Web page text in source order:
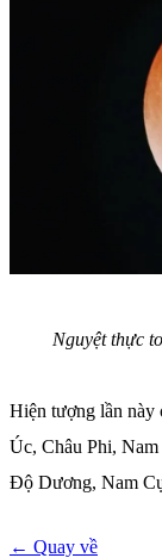
Nguyệt thực
Hiện tượng lần này
Úc, Châu Phi,
Độ Dương, Nam
← Quay về